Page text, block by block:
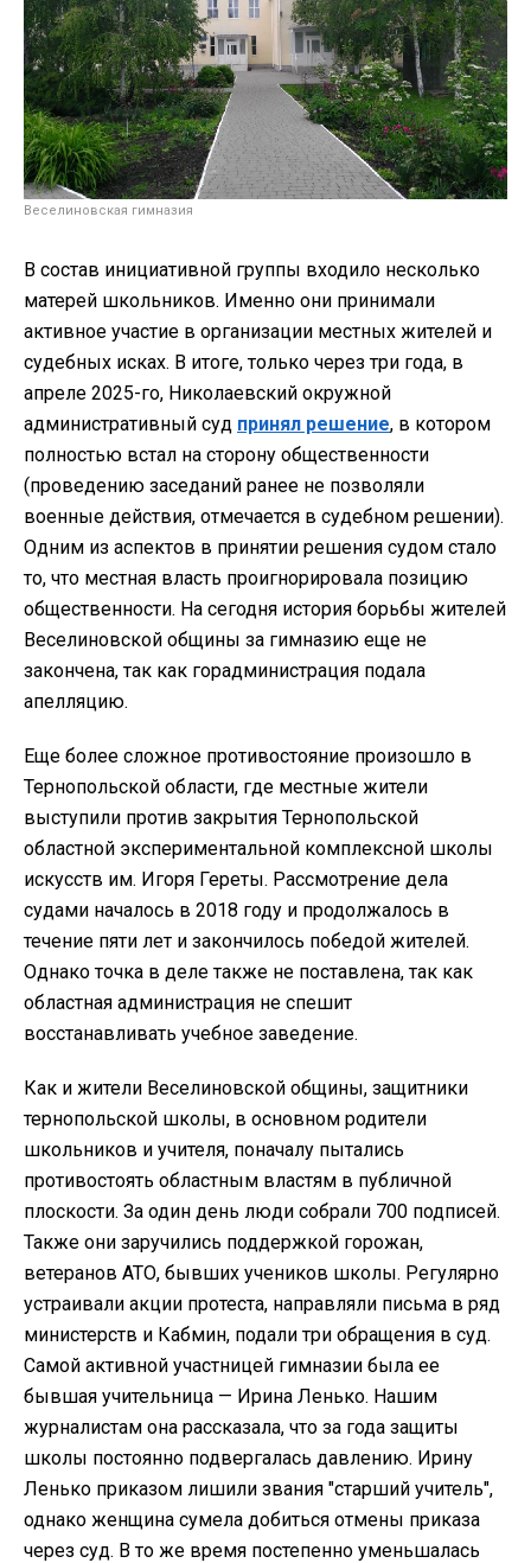
Веселиновская гимназия
В состав инициативной группы входило несколько
матерей школьников. Именно они принимали
активное участие в организации местных жителей и
судебных исках. В итоге, только через три года, в
апреле 2025-го, Николаевский окружной
административный суд принял решение, в котором
полностью встал на сторону общественности
(проведению заседаний ранее не позволяли
военные действия, отмечается в судебном решении).
Одним из аспектов в принятии решения судом стало
то, что местная власть проигнорировала позицию
общественности. На сегодня история борьбы жителей
Веселиновской общины за гимназию еще не
закончена, так как горадминистрация подала
апелляцию.
Еще более сложное противостояние произошло в
Тернопольской области, где местные жители
выступили против закрытия Тернопольской
областной экспериментальной комплексной школы
искусств им. Игоря Гереты. Рассмотрение дела
судами началось в 2018 году и продолжалось в
течение пяти лет и закончилось победой жителей.
Однако точка в деле также не поставлена, так как
областная администрация не спешит
восстанавливать учебное заведение.
Как и жители Веселиновской общины, защитники
тернопольской школы, в основном родители
школьников и учителя, поначалу пытались
противостоять областным властям в публичной
плоскости. За один день люди собрали 700 подписей.
Также они заручились поддержкой горожан,
ветеранов АТО, бывших учеников школы. Регулярно
устраивали акции протеста, направляли письма в ряд
министерств и Кабмин, подали три обращения в суд.
Самой активной участницей гимназии была ее
бывшая учительница — Ирина Ленько. Нашим
журналистам она рассказала, что за года защиты
школы постоянно подвергалась давлению. Ирину
Ленько приказом лишили звания "старший учитель",
однако женщина сумела добиться отмены приказа
через суд. В то же время постепенно уменьшалась